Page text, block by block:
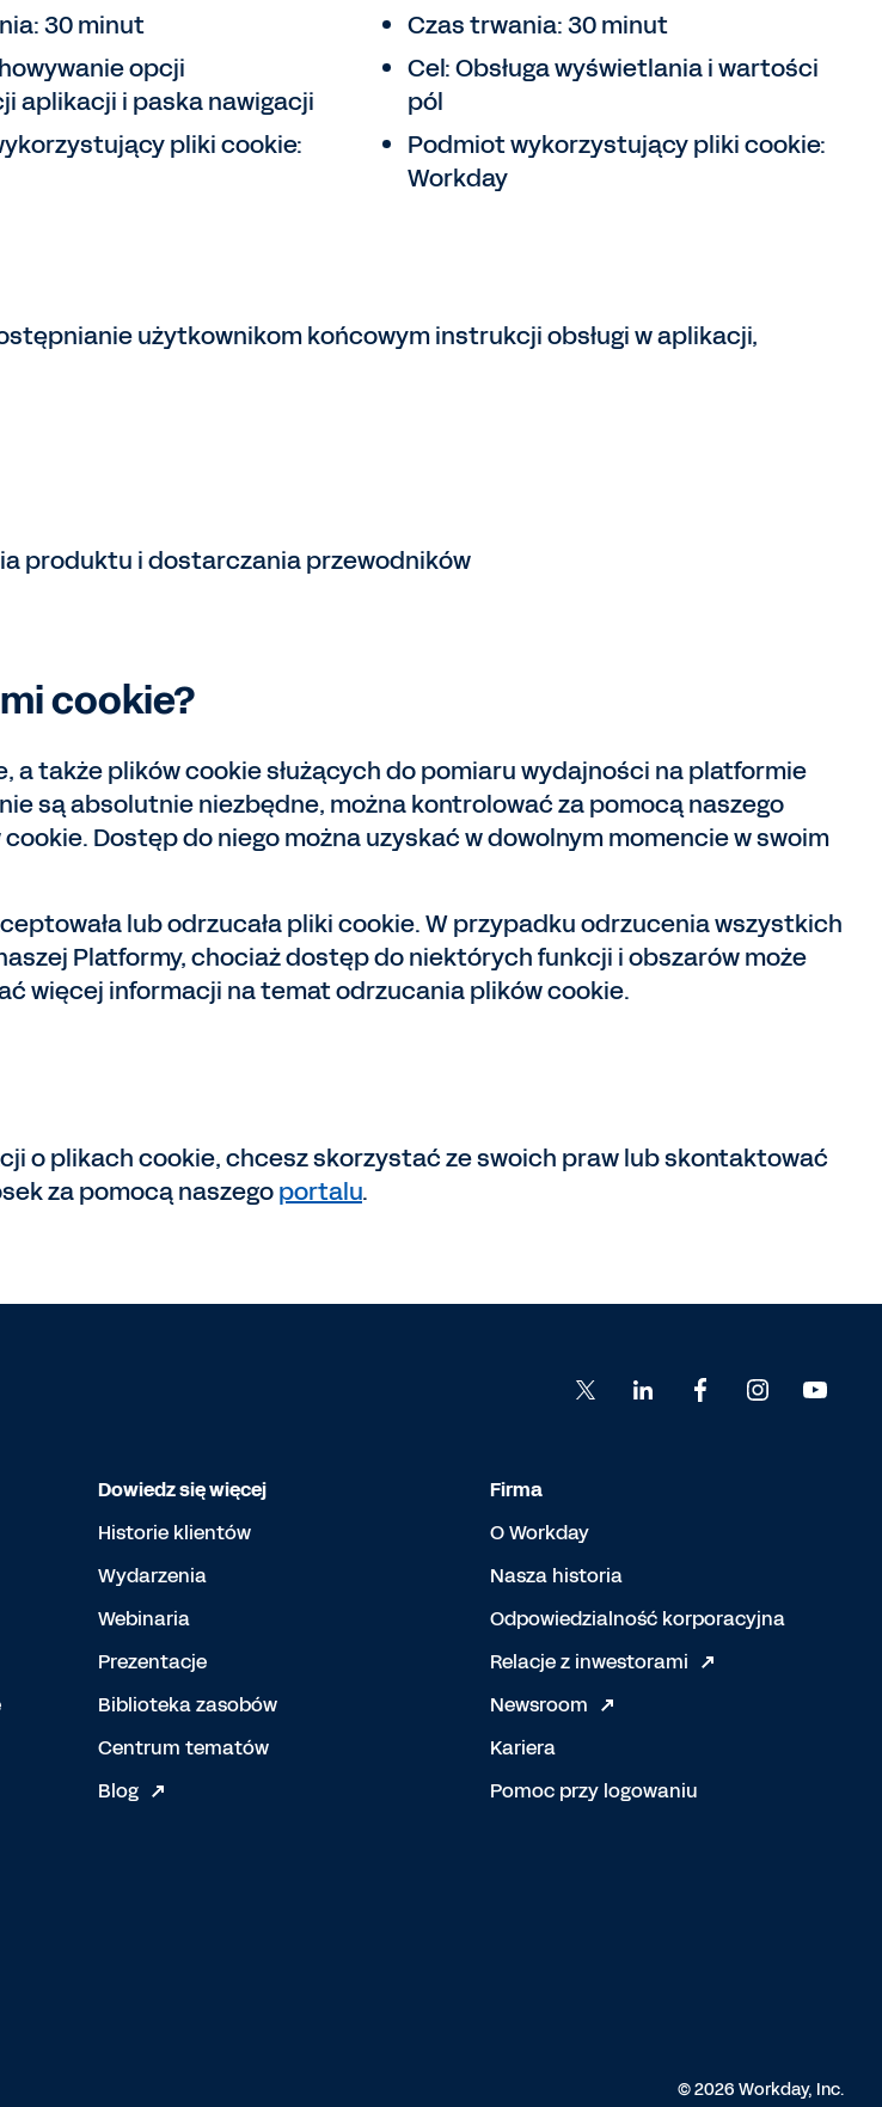
30 minut
opcji
aplikacji i paska nawigacji
pliki cookie:
Czas trwania: 30 minut
Cel: Obsługa wyświetlania i wartości
pól
Podmiot wykorzystujący pliki cookie:
Workday
użytkownikom końcowym instrukcji obsługi w aplikacji,
produktu i dostarczania przewodników
cookie?
także plików cookie służących do pomiaru wydajności na platformie
są absolutnie niezbędne, można kontrolować za pomocą naszego
Dostęp do niego można uzyskać w dowolnym momencie w swoim
lub odrzucała pliki cookie. W przypadku odrzucenia wszystkich
Platformy, chociaż dostęp do niektórych funkcji i obszarów może
więcej informacji na temat odrzucania plików cookie.
o plikach cookie, chcesz skorzystać ze swoich praw lub skontaktować
za pomocą naszegoportalu.
Dowiedz się więcej
Historie klientów
Wydarzenia
Webinaria
Prezentacje
Biblioteka zasobów
Centrum tematów
Blog
Firma
O Workday
Nasza historia
Odpowiedzialność korporacyjna
Relacje z inwestorami
Newsroom
Kariera
Pomoc przy logowaniu
© 2026 Workday, Inc.